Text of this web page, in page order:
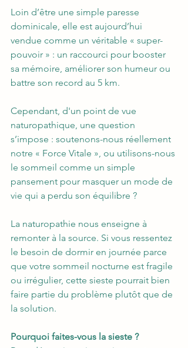
Loin d’être une simple paresse
dominicale, elle est aujourd’hui
vendue comme un véritable « super-
pouvoir » : un raccourci pour booster
sa mémoire, améliorer son humeur ou
battre son record au 5 km.
Cependant, d'un point de vue
naturopathique, une question
s’impose : soutenons-nous réellement
notre « Force Vitale », ou utilisons-nous
le sommeil comme un simple
pansement pour masquer un mode de
vie qui a perdu son équilibre ?
La naturopathie nous enseigne à
remonter à la source. Si vous ressentez
le besoin de dormir en journée parce
que votre sommeil nocturne est fragile
ou irrégulier, cette sieste pourrait bien
faire partie du problème plutôt que de
la solution.
Pourquoi faites-vous la sieste ?